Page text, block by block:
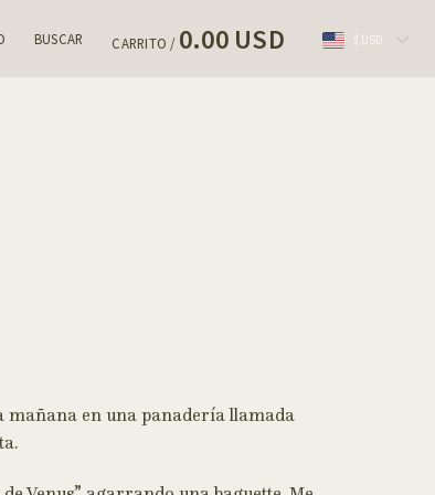
BUSCAR CARRITO / 0.00 USD $ USD
mañana en una panadería llamada